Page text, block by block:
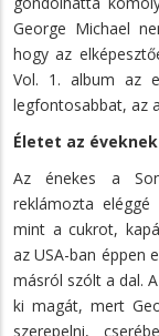
George Michael
hogy az
Vol. 1. album az
legfontosabbat, az
Életet az éveknek
Az énekes a
reklámozta
mint a cukrot,
az USA-ban éppen
másról szólt a dal.
ki magát, mert
szerepelni,